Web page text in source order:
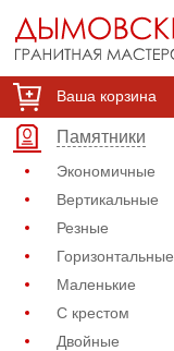
Ваша корзина
Памятники
Экономичные
Вертикальные
Резные
Горизонтальные
Маленькие
С крестом
Двойные